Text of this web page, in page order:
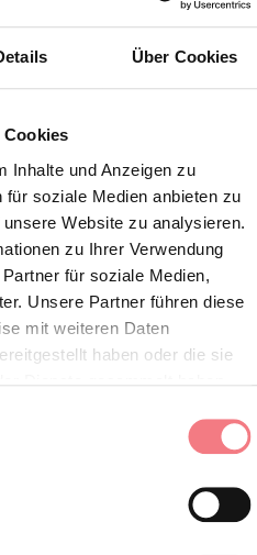
Über Cookies
Cookies
Inhalte und Anzeigen zu
soziale Medien anbieten zu
Website zu analysieren.
zu Ihrer Verwendung
für soziale Medien,
Unsere Partner führen diese
mit weiteren Daten
haben oder die sie
Informationen,
Tipps für Ihren Urlaub